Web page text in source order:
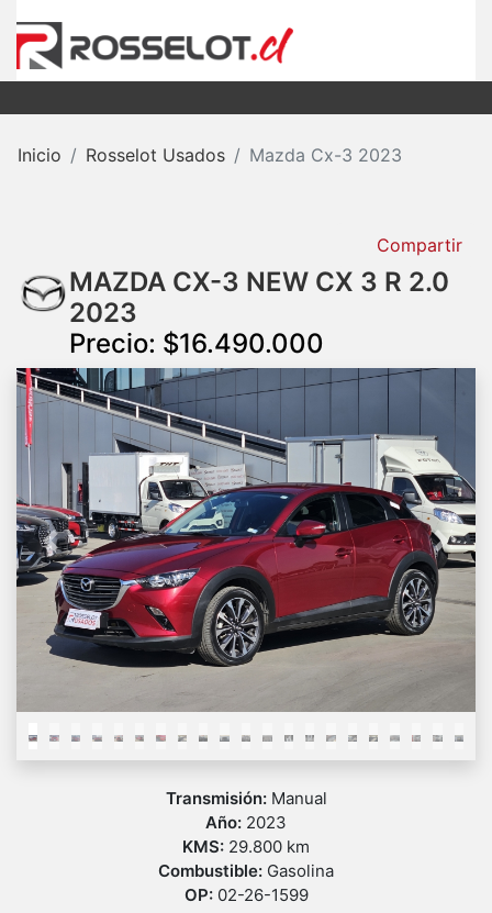
Inicio Rosselot Usados Mazda Cx-3 2023
Compartir
MAZDA CX-3 NEW CX 3 R 2.0
2023
Precio: $16.490.000
Previous Next
Transmisión: Manual
Año: 2023
KMS: 29.800 km
Combustible: Gasolina
OP: 02-26-1599